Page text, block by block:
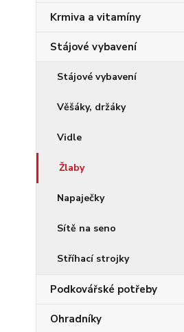
Krmiva a vitamíny
Stájové vybavení
Stájové vybavení
Věšáky, držáky
Vidle
Žlaby
Napaječky
Sítě na seno
Stříhací strojky
Podkovářské potřeby
Ohradníky